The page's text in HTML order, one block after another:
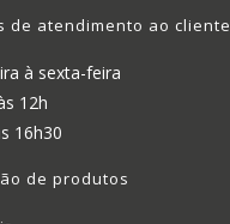
de atendimento ao cliente
à sexta-feira
12h
16h30
de produtos